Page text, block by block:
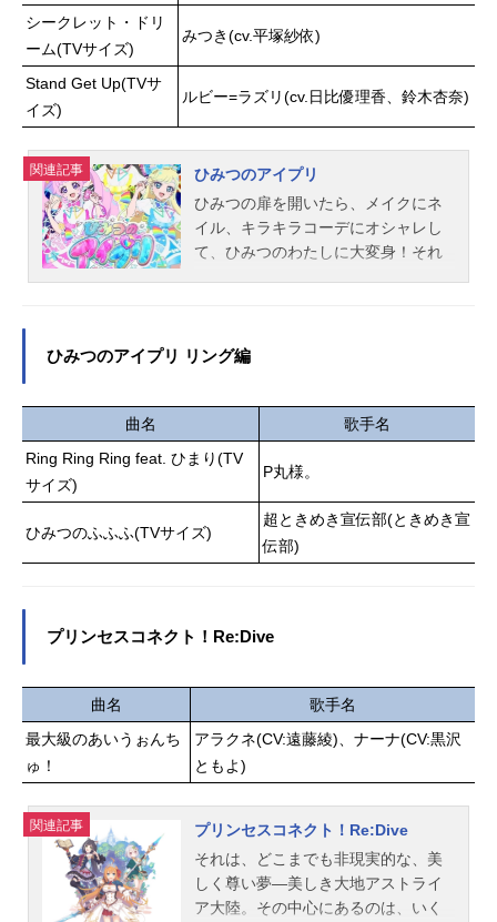
ャラクター原案：陳仲君 應家馨作
画・美術監督：應家馨 樂祈色彩設
ーサー：tomi...
シークレット・ドリ
ーム(TVサイズ)
みつき(cv.平塚紗依)
Stand Get Up(TVサ
イズ)
ルビー=ラズリ(cv.日比優理香、鈴木杏奈)
関連記事
ひみつのアイプリ
ひみつの扉を開いたら、メイクにネ
イル、キラキラコーデにオシャレし
て、ひみつのわたしに大変身！それ
うかも！？私立パラダイス学園に入
は、おともだちを1万人つくること！
でも人見知りでキンチョーしぃのひ
まりには、ちょっとむずかしいか
アイプリデビューすることに！？親
友のみつきにも言えない『ひみつ』
ができちゃった！だけど、みつきに
つき、2人のアイプリがはじまりま
TVアニメシリーズプリパラスケジュ
ール2024年4月7日（日）〜2025年3
月30日（日）テレビ東京系にて話数
全51話キャスト青空ひまり：藤寺美
徳星川みつき：平塚紗依鈴風つむ
優理香二階堂タマキ：鈴木杏奈三ツ
葉アイリ：徳井青空四之宮リンリ
ン：和多田美咲真実夜チィ：大地葉
スタッフ原作：タカラトミーアーツ
ひみつのアイプリ リング編
曲名
歌手名
Ring Ring Ring feat. ひまり(TV
サイズ)
P丸様。
ひみつのふふふ(TVサイズ)
超ときめき宣伝部(ときめき宣
伝部)
プリンセスコネクト！Re:Dive
曲名
歌手名
最大級のあいうぉんち
ゅ！
アラクネ(CV:遠藤綾)、ナーナ(CV:黒沢
ともよ)
関連記事
プリンセスコネクト！Re:Dive
それは、どこまでも非現実的な、美
しく尊い夢―美しき大地アストライ
ア大陸。その中心にあるのは、いく